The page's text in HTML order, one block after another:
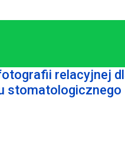
relacyjnej
stomatologicznego